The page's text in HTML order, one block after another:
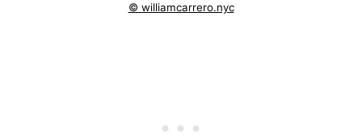
© williamcarrero.nyc